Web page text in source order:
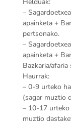
–
apainketa +
pertsonako.
–
apainketa +
Bazkaria/
Haurrak:
– 0-9 urteko
(sagar muztio
– 10-17 urteko
muztio